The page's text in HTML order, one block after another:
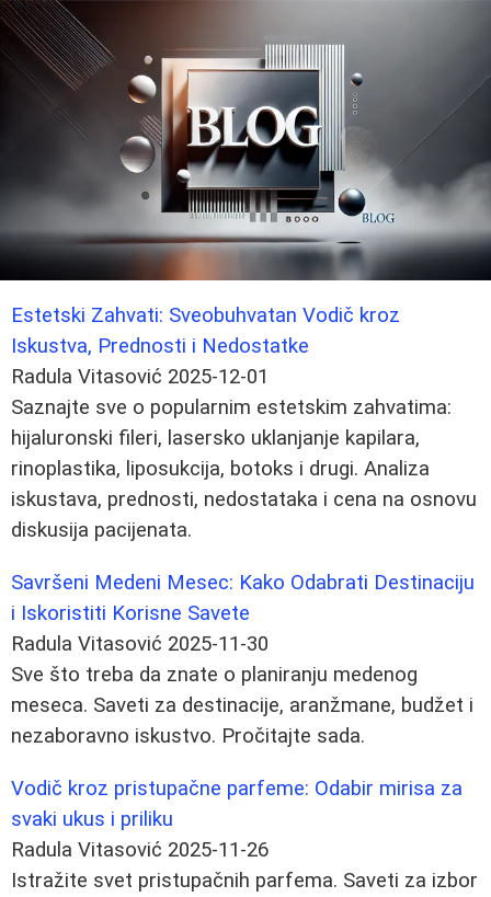
Estetski Zahvati: Sveobuhvatan Vodič kroz
Iskustva, Prednosti i Nedostatke
Radula Vitasović 2025-12-01
Saznajte sve o popularnim estetskim zahvatima:
hijaluronski fileri, lasersko uklanjanje kapilara,
rinoplastika, liposukcija, botoks i drugi. Analiza
iskustava, prednosti, nedostataka i cena na osnovu
diskusija pacijenata.
Savršeni Medeni Mesec: Kako Odabrati Destinaciju
i Iskoristiti Korisne Savete
Radula Vitasović 2025-11-30
Sve što treba da znate o planiranju medenog
meseca. Saveti za destinacije, aranžmane, budžet i
nezaboravno iskustvo. Pročitajte sada.
Vodič kroz pristupačne parfeme: Odabir mirisa za
svaki ukus i priliku
Radula Vitasović 2025-11-26
Istražite svet pristupačnih parfema. Saveti za izbor